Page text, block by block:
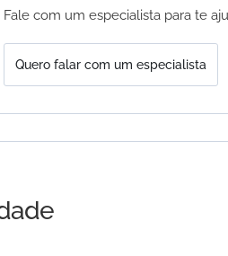
Fale com um especialista para te
Quero falar com um especialista